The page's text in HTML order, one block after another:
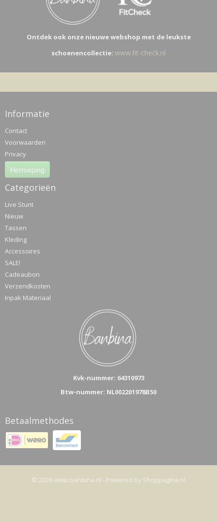
Ontdek ook onze nieuwe webshop met de leukste
schoenencollectie: www.fit-check.nl
Informatie
Contact
Voorwaarden
Privacy
Herroeping
Categorieën
Live Stunt
Nieuw
Tassen
Kleding
Accessoires
SALE!
Cadeaubon
Verzendkosten
Inpak Materiaal
Kvk-nummer: 64310973
Btw-nummer: NL002201978B50
Betaalmethodes
© 2026 www.banbina.nl - Powered by Shoppagina.nl